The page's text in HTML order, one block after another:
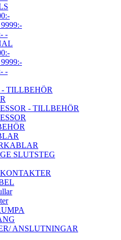
-
-
- TILLBEHÖR
- TILLBEHÖR
SLUTSTEG
ANSLUTNINGAR